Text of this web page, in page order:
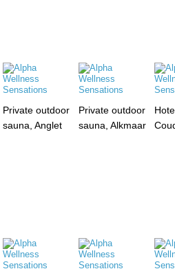
Private outdoor
sauna, Anglet
Private outdoor
sauna, Alkmaar